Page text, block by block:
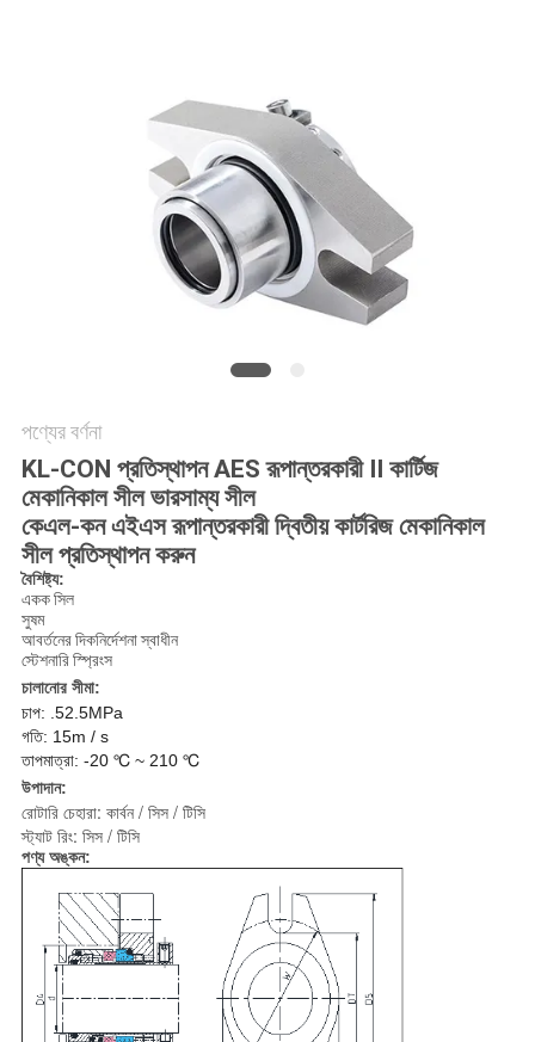
PRIVACY
POLICY
পণ্যের বর্ণনা
KL-CON প্রতিস্থাপন AES রূপান্তরকারী II কার্টিজ
মেকানিকাল সীল ভারসাম্য সীল
কেএল-কন এইএস রূপান্তরকারী দ্বিতীয় কার্টরিজ মেকানিকাল
সীল প্রতিস্থাপন করুন
বৈশিষ্ট্য:
একক সিল
সুষম
আবর্তনের দিকনির্দেশনা স্বাধীন
স্টেশনারি স্প্রিংস
চালানোর সীমা:
চাপ: .52.5MPa
গতি: 15m / s
তাপমাত্রা: -20 ℃ ~ 210 ℃
উপাদান:
রোটারি চেহারা: কার্বন / সিস / টিসি
স্ট্যাট রিং: সিস / টিসি
পণ্য অঙ্কন: